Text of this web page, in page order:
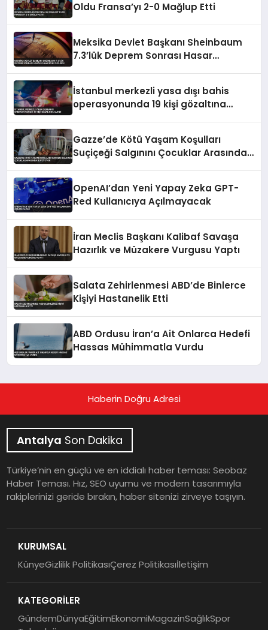
Oldu Fransa’yı 2-0 Mağlup Etti
Meksika Devlet Başkanı Sheinbaum
7.3’lük Deprem Sonrası Hasar
İstanbul merkezli yasa dışı bahis
operasyonunda 19 kişi gözaltına
Gazze’de Kötü Yaşam Koşulları
Suçiçeği Salgınını Çocuklar Arasında
OpenAI’dan Yeni Yapay Zeka GPT-
Red Kullanıcıya Açılmayacak
İran Meclis Başkanı Kalibaf Savaşa
Hazırlık ve Müzakere Vurgusu Yaptı
Salata Zehirlenmesi ABD’de Binlerce
Kişiyi Hastanelik Etti
ABD Ordusu İran’a Ait Onlarca Hedefi
Hassas Mühimmatla Vurdu
Haberin Doğru Adresi
Antalya Son Dakika
Türkiye’nin en güçlü ve en iddialı haber teması: Seobaz
Haber Teması. Hız, SEO uyumu ve modern tasarımıyla
rakiplerinizi geride bırakın, haber sitenizi zirveye taşıyın.
KURUMSAL
KünyeGizlilik PolitikasıÇerez Politikasıİletişim
KATEGORİLER
GündemDünyaEğitimEkonomiMagazinSağlıkSpor